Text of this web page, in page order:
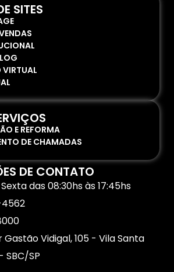
SITES
E REFORMA
DE CHAMADAS
DE CONTATO
das 08:30hs às 17:45hs
4562
Gastão Vidigal, 105 - Vila Santa
SBC/SP